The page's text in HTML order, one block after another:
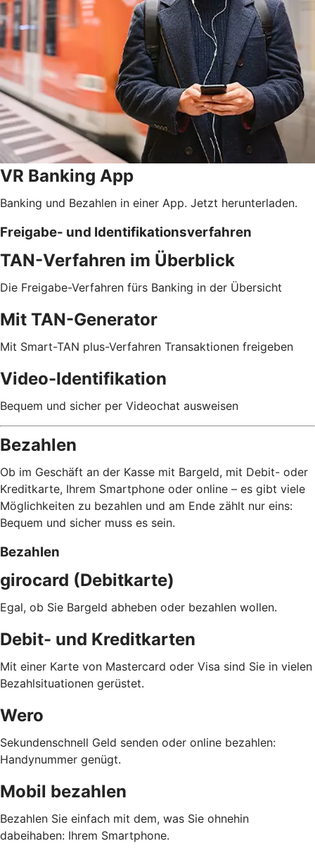
VR Banking App
Banking und Bezahlen in einer App. Jetzt herunterladen.
Freigabe- und Identifikationsverfahren
TAN-Verfahren im Überblick
Die Freigabe-Verfahren fürs Banking in der Übersicht
Mit TAN-Generator
Mit Smart-TAN plus-Verfahren Transaktionen freigeben
Video-Identifikation
Bequem und sicher per Videochat ausweisen
Bezahlen
Ob im Geschäft an der Kasse mit Bargeld, mit Debit- oder
Kreditkarte, Ihrem Smartphone oder online – es gibt viele
Möglichkeiten zu bezahlen und am Ende zählt nur eins:
Bequem und sicher muss es sein.
Bezahlen
girocard (Debitkarte)
Egal, ob Sie Bargeld abheben oder bezahlen wollen.
Debit- und Kreditkarten
Mit einer Karte von Mastercard oder Visa sind Sie in vielen
Bezahlsituationen gerüstet.
Wero
Sekundenschnell Geld senden oder online bezahlen:
Handynummer genügt.
Mobil bezahlen
Bezahlen Sie einfach mit dem, was Sie ohnehin
dabeihaben: Ihrem Smartphone.